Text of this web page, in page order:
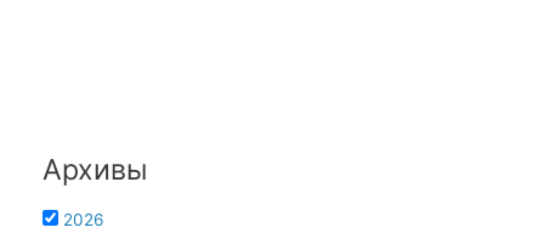
Архивы
2026